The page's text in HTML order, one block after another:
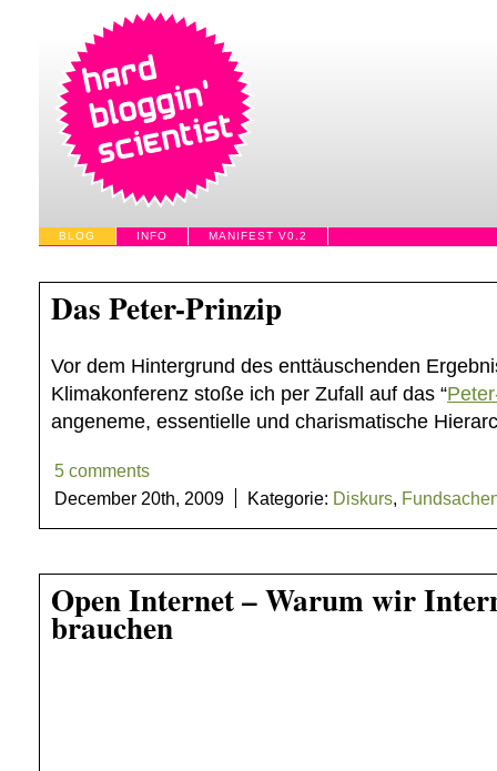
BLOG INFO MANIFEST V0.2
Das Peter-Prinzip
Vor dem Hintergrund des enttäuschenden
Klimakonferenz stoße ich per Zufall auf das “
angeneme, essentielle und charismatische
5 comments
December 20th, 2009
Kategorie: Diskurs,
Open Internet – Warum wir
brauchen